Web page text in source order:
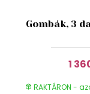
Gombák, 3
1
RAKTÁRON -